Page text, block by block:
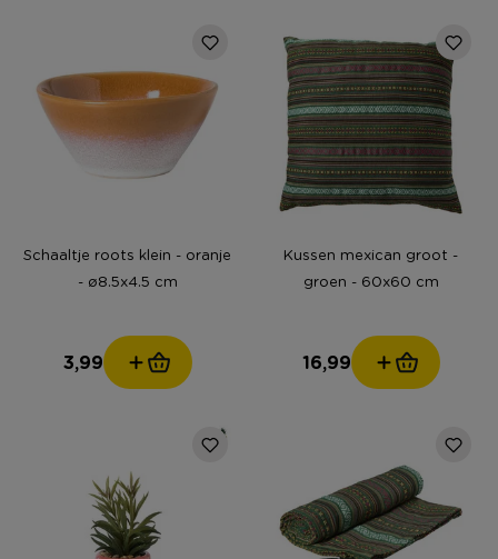
Schaaltje roots klein - oranje
- ø8.5x4.5 cm
3,99
Kussen mexican groot -
groen - 60x60 cm
16,99